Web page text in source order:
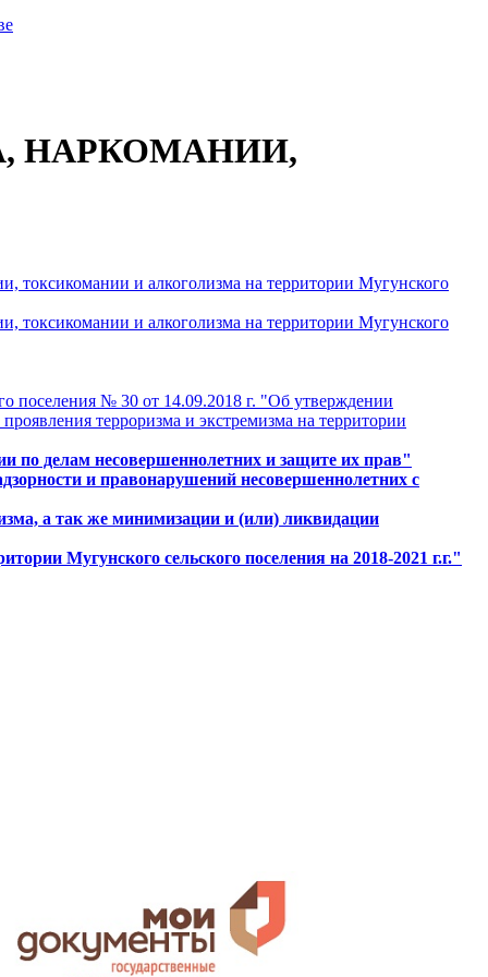
НАРКОМАНИИ,
токсикомании и алкоголизма на территории Мугунского
токсикомании и алкоголизма на территории Мугунского
поселения № 30 от 14.09.2018 г. "Об утверждении
терроризма и экстремизма на территории
по делам несовершеннолетних и защите их прав"
и правонарушений несовершеннолетних с
а так же минимизации и (или) ликвидации
Мугунского сельского поселения на 2018-2021 г.г."